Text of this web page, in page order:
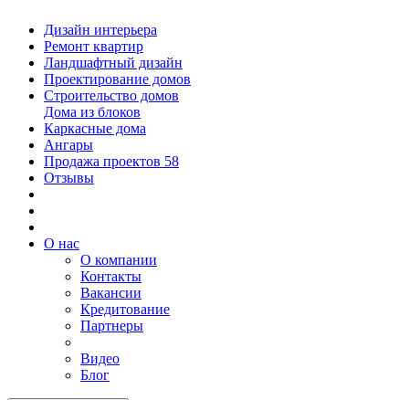
Дизайн интерьера
Ремонт квартир
Ландшафтный дизайн
Проектирование домов
Строительство домов
Дома из блоков
Каркасные дома
Ангары
Продажа проектов 58
Отзывы
О нас
О компании
Контакты
Вакансии
Кредитование
Партнеры
Видео
Блог